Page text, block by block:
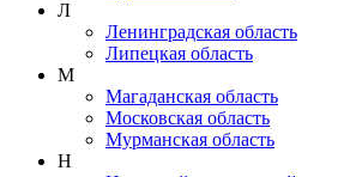
Л
Ленинградская область
Липецкая область
М
Магаданская область
Московская область
Мурманская область
Н